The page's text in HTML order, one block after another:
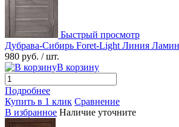
Быстрый просмотр
Дубрава-Сибирь Foret-Light Линия
980 руб. / шт.
В корзину
Подробнее
Купить в 1 клик Сравнение
В избранное Наличие уточните